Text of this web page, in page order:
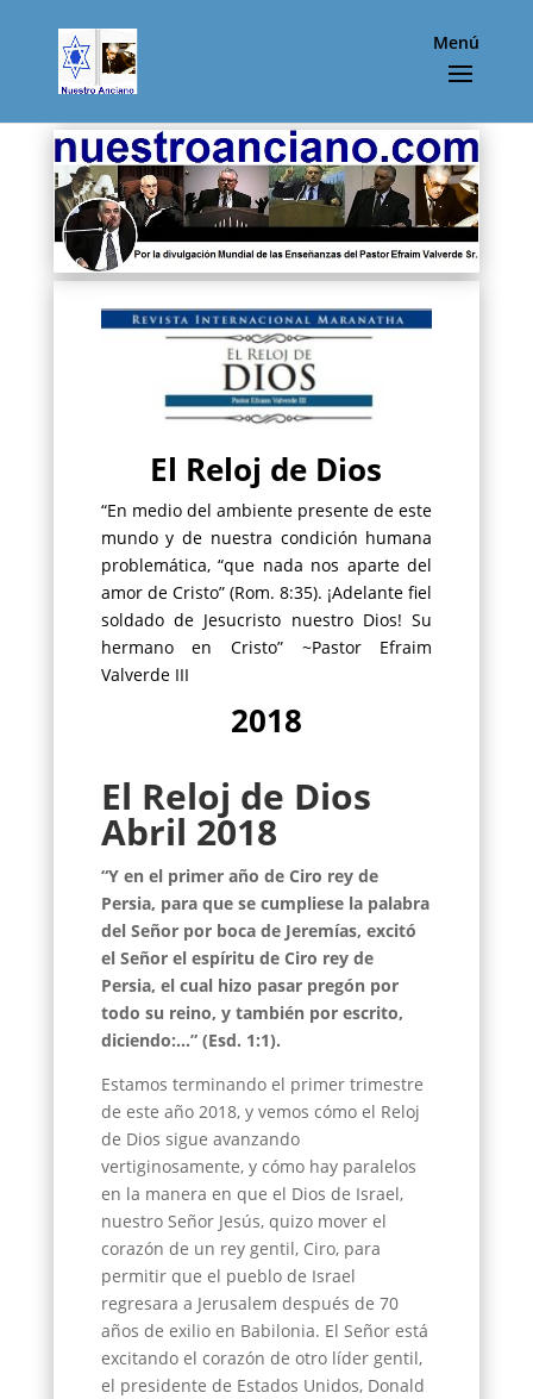
Menú
El Reloj de Dios
“En medio del ambiente presente de este
mundo y de nuestra condición humana
problemática, “que nada nos aparte del
amor de Cristo” (Rom. 8:35). ¡Adelante fiel
soldado de Jesucristo nuestro Dios! Su
hermano en Cristo” ~Pastor Efraim
Valverde III
2018
El Reloj de Dios
Abril 2018
“Y en el primer año de Ciro rey de
Persia, para que se cumpliese la palabra
del Señor por boca de Jeremías, excitó
el Señor el espíritu de Ciro rey de
Persia, el cual hizo pasar pregón por
todo su reino, y también por escrito,
diciendo:…” (Esd. 1:1).
Estamos terminando el primer trimestre
de este año 2018, y vemos cómo el Reloj
de Dios sigue avanzando
vertiginosamente, y cómo hay paralelos
en la manera en que el Dios de Israel,
nuestro Señor Jesús, quizo mover el
corazón de un rey gentil, Ciro, para
permitir que el pueblo de Israel
regresara a Jerusalem después de 70
años de exilio en Babilonia. El Señor está
excitando el corazón de otro líder gentil,
el presidente de Estados Unidos, Donald